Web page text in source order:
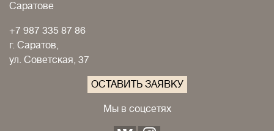
Саратове
+7 987 335 87 86
г. Саратов,
ул. Советская, 37
ОСТАВИТЬ ЗАЯВКУ
Мы в соцсетях